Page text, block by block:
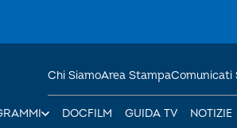
DOCFILM GUIDA TV NOTIZIE
Chi SiamoArea StampaComunicati